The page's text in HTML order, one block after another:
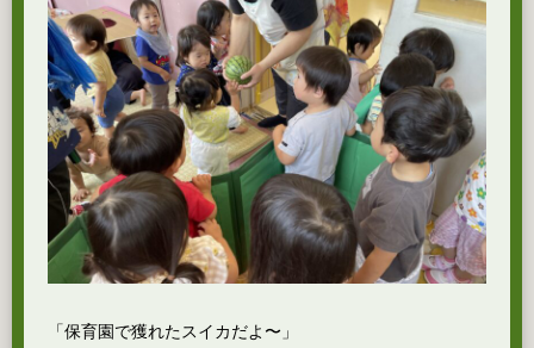
「保育園で獲れたスイカだよ〜」